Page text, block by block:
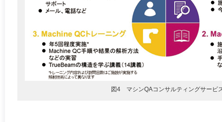
図4 マシンQAコンサルティングサービ